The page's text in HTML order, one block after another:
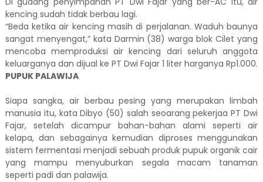
kencing sudah tidak berbau lagi.
“Beda ketika air kencing masih di perjalanan. Waduh baunya
sangat menyengat,” kata Darmin (38) warga blok Cilet yang
mencoba memproduksi air kencing dari seluruh anggota
keluarganya dan dijual ke PT Dwi Fajar 1 liter harganya Rp1.000.
PUPUK PALAWIJA
Siapa sangka, air berbau pesing yang merupakan limbah
manusia itu, kata Dibyo (50) salah seoarang pekerjaa PT Dwi
Fajar, setelah dicampur bahan-bahan alami seperti air
kelapa, dan sebagainya kemudian diproses menggunakan
sistem fermentasi menjadi sebuah produk pupuk organik cair
yang mampu menyuburkan segala macam tanaman
seperti padi dan palawija.